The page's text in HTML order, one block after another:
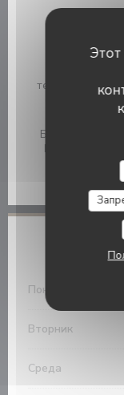
Этот
терраса,
Билет в
Праздничные
ресторан
Понедельник
Вторник
Среда
Le